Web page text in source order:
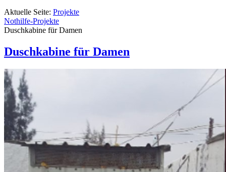
Aktuelle Seite: Projekte
Nothilfe-Projekte
Duschkabine für Damen
Duschkabine für Damen